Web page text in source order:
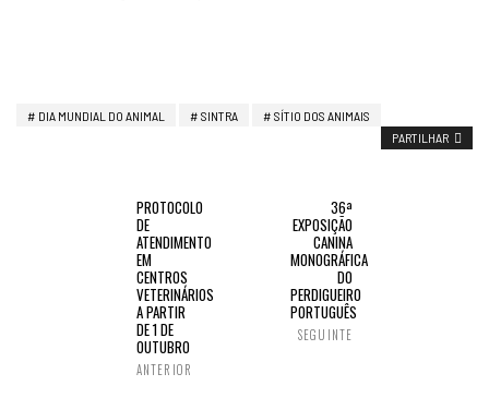
DIA MUNDIAL DO ANIMAL SINTRA
SÍTIO DOS ANIMAIS
PARTILHAR
PROTOCOLO
DE
ATENDIMENTO
EM
CENTROS
VETERINÁRIOS
A PARTIR
DE 1 DE
OUTUBRO
ANTERIOR
36ª
EXPOSIÇÃO
CANINA
MONOGRÁFICA
DO
PERDIGUEIRO
PORTUGUÊS
SEGUINTE